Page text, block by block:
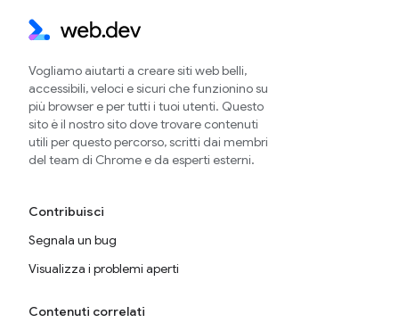
Vogliamo aiutarti a creare siti web belli,
accessibili, veloci e sicuri che funzionino su
più browser e per tutti i tuoi utenti. Questo
sito è il nostro sito dove trovare contenuti
utili per questo percorso, scritti dai membri
del team di Chrome e da esperti esterni.
Contribuisci
Segnala un bug
Visualizza i problemi aperti
Contenuti correlati